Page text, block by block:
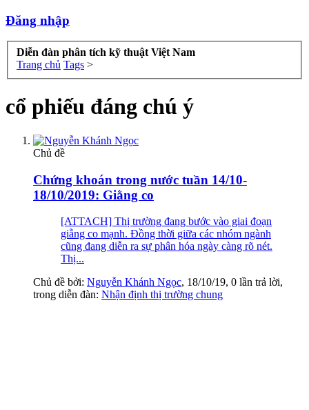
Đăng nhập
Diễn đàn phân tích kỹ thuật Việt Nam
Trang chủ Tags >
cổ phiếu đáng chú ý
Chủ đề
Chứng khoán trong nước tuần 14/10-
18/10/2019: Giằng co
[ATTACH] Thị trường đang bước vào giai đoạn
giằng co mạnh. Đồng thời giữa các nhóm ngành
cũng đang diễn ra sự phân hóa ngày càng rõ nét.
Thị...
Chủ đề bởi: Nguyễn Khánh Ngọc, 18/10/19, 0 lần trả lời,
trong diễn đàn: Nhận định thị trường chung